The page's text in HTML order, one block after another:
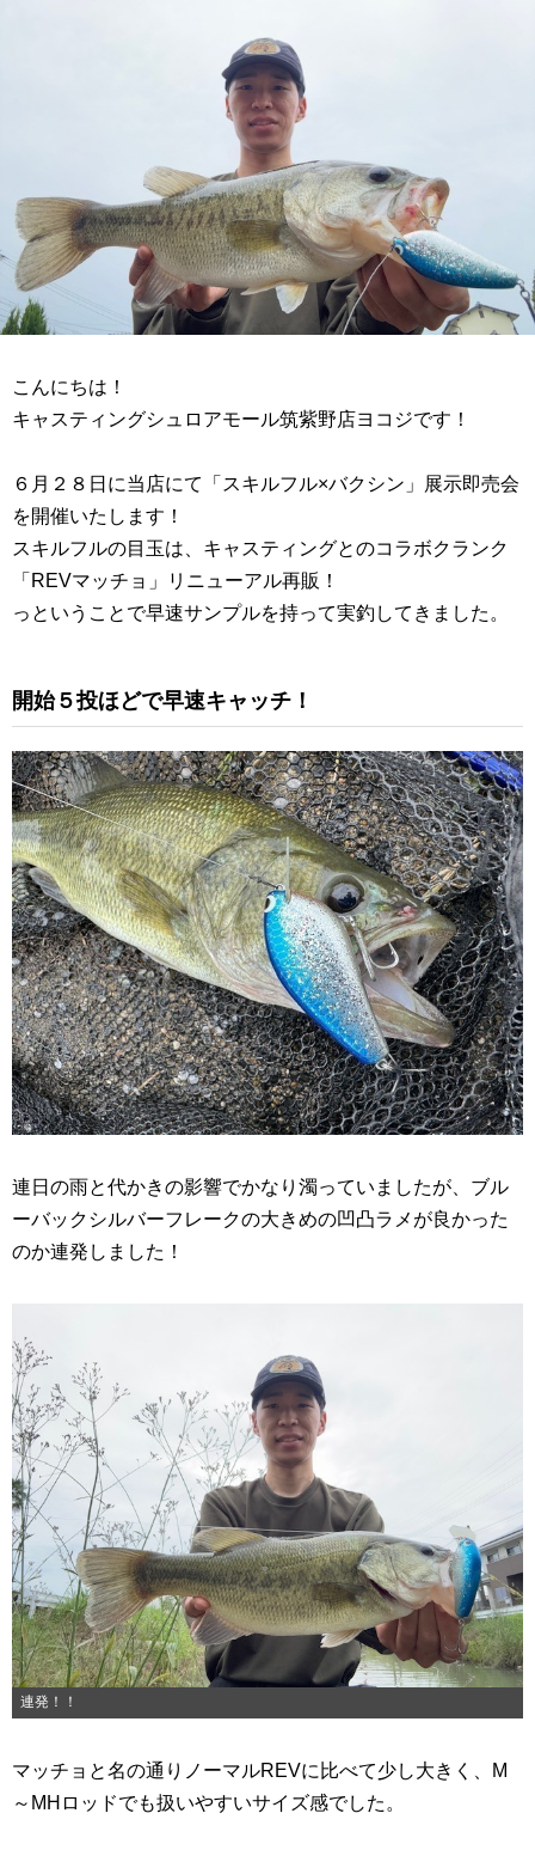
こんにちは！
キャスティングシュロアモール筑紫野店ヨコジです！
６月２８日に当店にて「スキルフル×バクシン」展示即売会
を開催いたします！
スキルフルの目玉は、キャスティングとのコラボクランク
「REVマッチョ」リニューアル再販！
っということで早速サンプルを持って実釣してきました。
開始５投ほどで早速キャッチ！
連日の雨と代かきの影響でかなり濁っていましたが、ブル
ーバックシルバーフレークの大きめの凹凸ラメが良かった
のか連発しました！
連発！！
マッチョと名の通りノーマルREVに比べて少し大きく、M
～MHロッドでも扱いやすいサイズ感でした。